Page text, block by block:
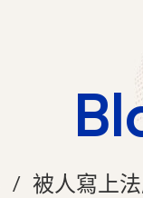
被人寫上